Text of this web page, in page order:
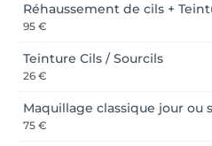
Réhaussement de cils +
95 €
Teinture Cils / Sourcils
26 €
Maquillage classique jour ou
75 €